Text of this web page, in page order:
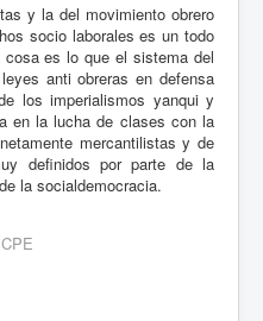
y la del movimiento obrero
socio laborales es un todo
cosa es lo que el sistema del
anti obreras en defensa
los imperialismos yanqui y
en la lucha de clases con la
mercantilistas y de
definidos por parte de la
la socialdemocracia.